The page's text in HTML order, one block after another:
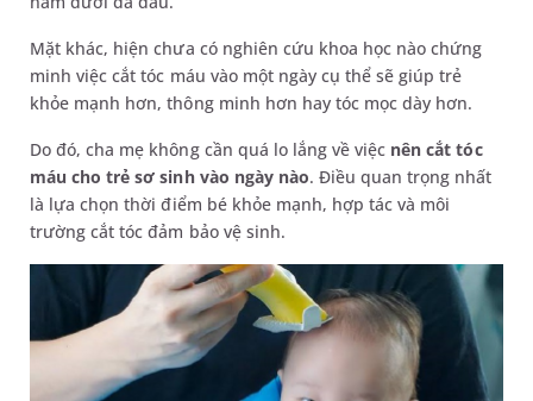
Mặt khác, hiện chưa có nghiên cứu khoa học nào chứng
minh việc cắt tóc máu vào một ngày cụ thể sẽ giúp trẻ
khỏe mạnh hơn, thông minh hơn hay tóc mọc dày hơn.
Do đó, cha mẹ không cần quá lo lắng về việc nên cắt tóc
máu cho trẻ sơ sinh vào ngày nào. Điều quan trọng nhất
là lựa chọn thời điểm bé khỏe mạnh, hợp tác và môi
trường cắt tóc đảm bảo vệ sinh.